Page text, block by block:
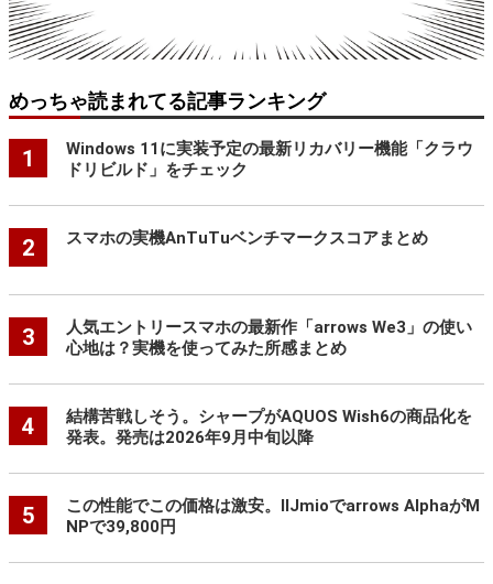
めっちゃ読まれてる記事ランキング
1
Windows 11に実装予定の最新リカバリー機能「クラウ
ドリビルド」をチェック
2 スマホの実機AnTuTuベンチマークスコアまとめ
3
人気エントリースマホの最新作「arrows We3」の使い
心地は？実機を使ってみた所感まとめ
4
結構苦戦しそう。シャープがAQUOS Wish6の商品化を
発表。発売は2026年9月中旬以降
5
この性能でこの価格は激安。IIJmioでarrows AlphaがM
NPで39,800円